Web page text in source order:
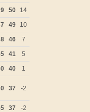
50 14
49 10
46 7
41 5
40 1
37 -2
37 -2